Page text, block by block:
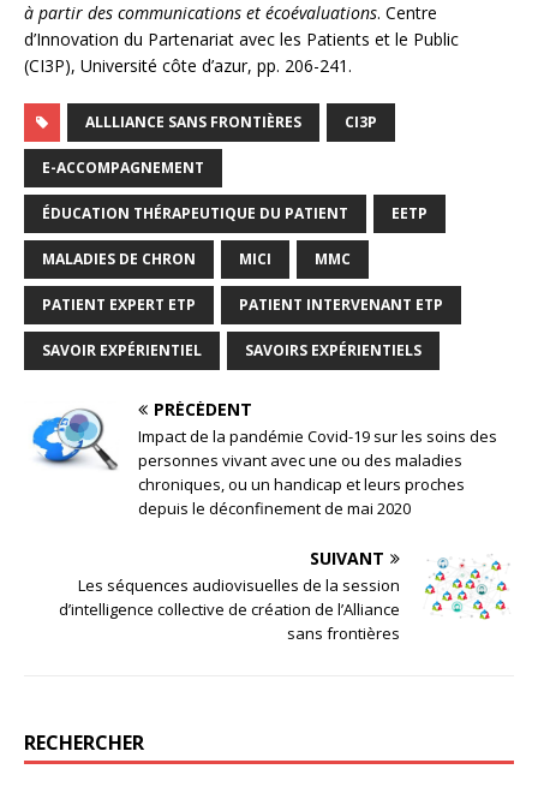
à partir des communications et écoévaluations. Centre
d’Innovation du Partenariat avec les Patients et le Public
(CI3P), Université côte d’azur, pp. 206-241.
ALLLIANCE SANS FRONTIÈRES CI3P
E-ACCOMPAGNEMENT
ÉDUCATION THÉRAPEUTIQUE DU PATIENT EETP
MALADIES DE CHRON MICI MMC
PATIENT EXPERT ETP PATIENT INTERVENANT ETP
SAVOIR EXPÉRIENTIEL SAVOIRS EXPÉRIENTIELS
PRÉCÉDENT
Impact de la pandémie Covid-19 sur les soins des
personnes vivant avec une ou des maladies
chroniques, ou un handicap et leurs proches
depuis le déconfinement de mai 2020
SUIVANT
Les séquences audiovisuelles de la session
d’intelligence collective de création de l’Alliance
sans frontières
RECHERCHER